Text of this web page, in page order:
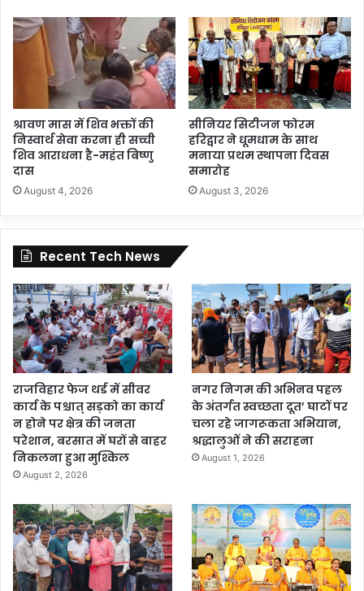
श्रावण मास में शिव भक्तों की
निस्वार्थ सेवा करना ही सच्ची
शिव आराधना है-महंत बिष्णु
दास
August 4, 2026
सीनियर सिटीजन फोरम
हरिद्वार ने धूमधाम के साथ
मनाया प्रथम स्थापना दिवस
समारोह
August 3, 2026
Recent Tech News
राजविहार फेज थर्ड में सीवर
कार्य के पश्चात् सड़को का कार्य
न होने पर क्षेत्र की जनता
परेशान, बरसात में घरों से बाहर
निकलना हुआ मुश्किल
August 2, 2026
नगर निगम की अभिनव पहल
के अंतर्गत स्वच्छता दूत’ घाटों पर
चला रहे जागरूकता अभियान,
श्रद्धालुओं ने की सराहना
August 1, 2026